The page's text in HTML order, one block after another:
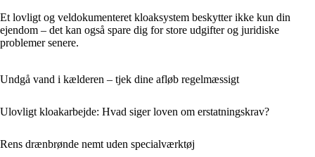
Et lovligt og veldokumenteret kloaksystem beskytter ikke kun din
ejendom – det kan også spare dig for store udgifter og juridiske
problemer senere.
Undgå vand i kælderen – tjek dine afløb regelmæssigt
Ulovligt kloakarbejde: Hvad siger loven om erstatningskrav?
Rens drænbrønde nemt uden specialværktøj